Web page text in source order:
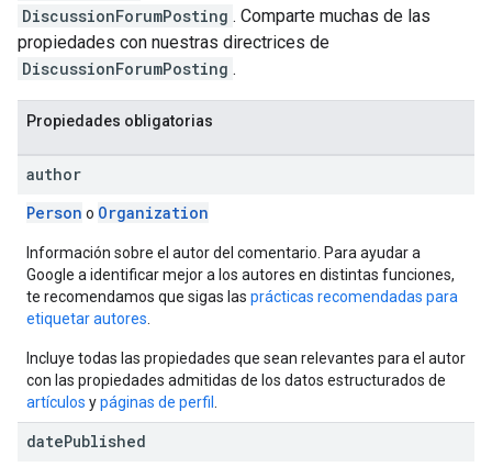
DiscussionForumPosting . Comparte muchas de las
propiedades con nuestras directrices de
DiscussionForumPosting .
Propiedades obligatorias
author
Person o Organization
Información sobre el autor del comentario. Para ayudar a
Google a identificar mejor a los autores en distintas funciones,
te recomendamos que sigas las prácticas recomendadas para
etiquetar autores
Incluye todas las propiedades que sean relevantes para el autor
con las propiedades admitidas de los datos estructurados de
artículos ypáginas de perfil
datePublished